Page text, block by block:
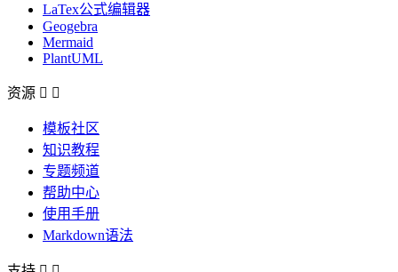
LaTex公式编辑器
Geogebra
Mermaid
PlantUML
资源  
模板社区
知识教程
专题频道
帮助中心
使用手册
Markdown语法